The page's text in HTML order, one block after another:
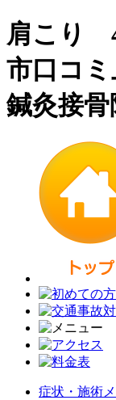
肩こり
市口コ
鍼灸接骨
症状・施術